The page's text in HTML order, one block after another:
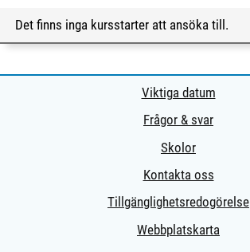
Det finns inga kursstarter att ansöka till.
Viktiga datum
Frågor & svar
Skolor
Kontakta oss
Tillgänglighetsredogörelse
Webbplatskarta